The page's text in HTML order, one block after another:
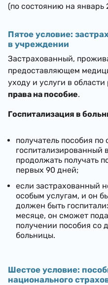
(по состоянию на январь
Пятое условие:
в учреждении
Застрахованный,
предоставляющем
уходу и услуги в
права на пособие.
Госпитализация в
получатель пособия по
госпитализированный
продолжать получать
первых 90 дней;
если застрахованный
особым услугам, и он
должен быть
месяце, он сможет
получении пособия со
больницы.
Шестое условие:
национального